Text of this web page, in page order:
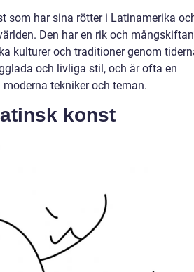
som har sina rötter i Latinamerika
Den har en rik och
kulturer och traditioner genom
och livliga stil, och är ofta en
tekniker och teman.
konst